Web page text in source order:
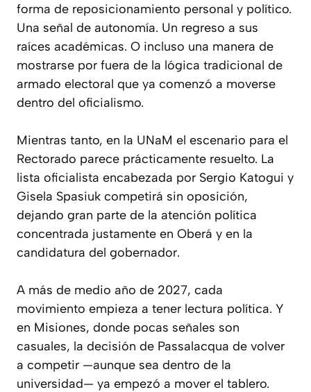
forma de reposicionamiento personal y político.
Una señal de autonomía. Un regreso a sus
raíces académicas. O incluso una manera de
mostrarse por fuera de la lógica tradicional de
armado electoral que ya comenzó a moverse
dentro del oficialismo.
Mientras tanto, en la UNaM el escenario para el
Rectorado parece prácticamente resuelto. La
lista oficialista encabezada por Sergio Katogui y
Gisela Spasiuk competirá sin oposición,
dejando gran parte de la atención política
concentrada justamente en Oberá y en la
candidatura del gobernador.
A más de medio año de 2027, cada
movimiento empieza a tener lectura política. Y
en Misiones, donde pocas señales son
casuales, la decisión de Passalacqua de volver
a competir —aunque sea dentro de la
universidad— ya empezó a mover el tablero.